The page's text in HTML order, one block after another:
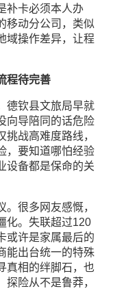
补卡必须本人办
移动分公司，类似
域操作差异，让程
程待完善
德钦县文旅局早就
向导陪同的话危险
战高难度路线，
，要知道哪怕经验
设备都是保命的关
很多网友感慨，
化。失联超过120
或许是家属最后的
能出台统一的特殊
真相的绊脚石，也
险从不是鲁莽，